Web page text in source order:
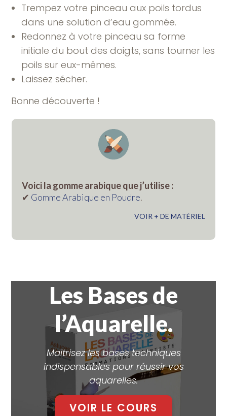
Trempez votre pinceau aux poils tordus
dans une solution d’eau gommée.
Redonnez à votre pinceau sa forme
initiale du bout des doigts, sans tourner les
poils sur eux-mêmes.
Laissez sécher.
Bonne découverte !
Voici la gomme arabique que j’utilise :
✔︎ Gomme Arabique en Poudre.
VOIR + DE MATÉRIEL
Les Bases de
l’Aquarelle.
Maitrisez les bases techniques
indispensables pour réussir vos
aquarelles.
VOIR LE COURS